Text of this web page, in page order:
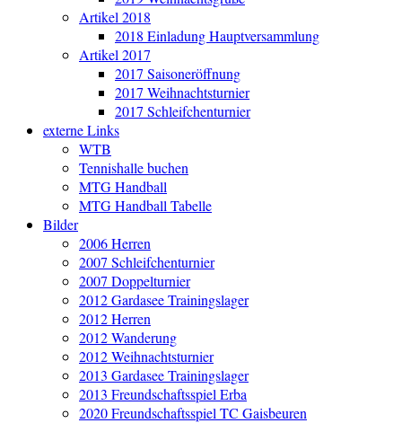
Artikel 2018
2018 Einladung Hauptversammlung
Artikel 2017
2017 Saisoneröffnung
2017 Weihnachtsturnier
2017 Schleifchenturnier
externe Links
WTB
Tennishalle buchen
MTG Handball
MTG Handball Tabelle
Bilder
2006 Herren
2007 Schleifchenturnier
2007 Doppelturnier
2012 Gardasee Trainingslager
2012 Herren
2012 Wanderung
2012 Weihnachtsturnier
2013 Gardasee Trainingslager
2013 Freundschaftsspiel Erba
2020 Freundschaftsspiel TC Gaisbeuren